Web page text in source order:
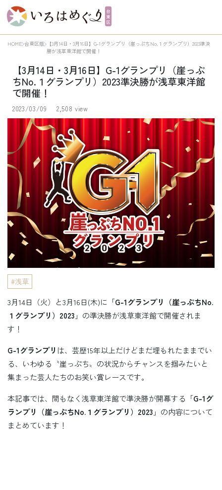
HOME 台東区版
【3月14日・3月16日】G-1グランプリ（崖っぷちNo.１グランプリ）2023準決
勝が浅草東洋館で開催！
【3月14日・3月16日】G-1グランプリ（崖っぷ
ちNo.１グランプリ）2023準決勝が浅草東洋館
で開催！
2023/03/09 2,508 view
浅草
3月14日（火）と3月16日(木)に「G-1グランプリ（崖っぷちNo.
１グランプリ）2023 」の準決勝が浅草東洋館で開催されま
す！
G-1グランプリ は、芸歴15年以上だけどまだ埋もれたままでい
る、いわゆる〝崖っぷち〟の状況からチャンスを掴みたいと
集まった芸人たちのお笑い賞レースです。
本記事では、間もなく浅草東洋館で準決勝が開幕する「G-1グ
ランプリ（崖っぷちNo.１グランプリ）2023 」の内容について
まとめています！